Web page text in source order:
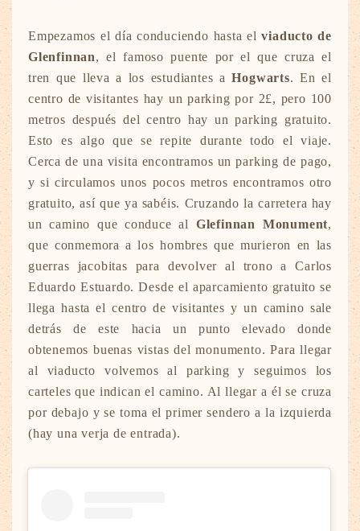
Empezamos el día conduciendo hasta elviaducto de
Glenfinnan, el famoso puente por el que cruza el
tren que lleva a los estudiantes aHogwarts. En el
centro de visitantes hay un parking por 2£, pero 100
metros después del centro hay un parking gratuito.
Esto es algo que se repite durante todo el viaje.
Cerca de una visita encontramos un parking de pago,
y si circulamos unos pocos metros encontramos otro
gratuito, así que ya sabéis. Cruzando la carretera hay
un camino que conduce al Glefinnan Monument,
que conmemora a los hombres que murieron en las
guerras jacobitas para devolver al trono a Carlos
Eduardo Estuardo. Desde el aparcamiento gratuito se
llega hasta el centro de visitantes y un camino sale
detrás de este hacia un punto elevado donde
obtenemos buenas vistas del monumento. Para llegar
al viaducto volvemos al parking y seguimos los
carteles que indican el camino. Al llegar a él se cruza
por debajo y se toma el primer sendero a la izquierda
(hay una verja de entrada).